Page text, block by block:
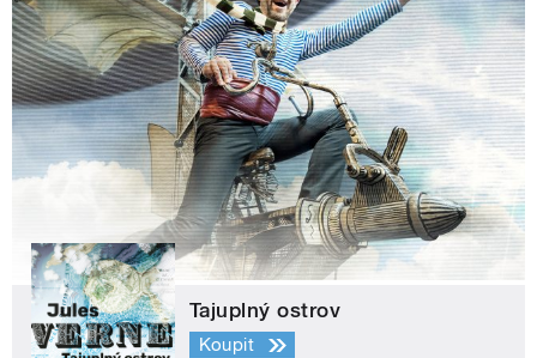
Tajuplný ostrov
Koupit